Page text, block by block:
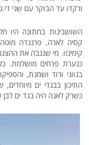
ורקדו עד הבוקר עם שני
השושבינות בחתונה היו
קסיה לארה, פרננדה מוטה,
קימינזו. מי שגנבה את
כנערת פרחים מושלמת.
בגווני ורוד ושמנת,
התיכון בבגדי ים
כשרק לאנה היה בגד ים לבן